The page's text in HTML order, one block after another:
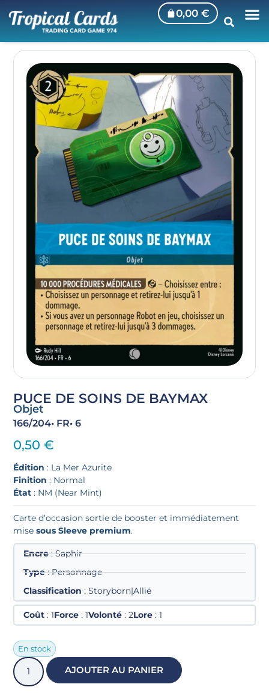
0,00€
PUCE DE SOINS DE BAYMAX
Objet
166/204• FR• 6
0,50€
Édition : La Mer Azurite
Finition : Normal
État : NM (Near Mint)
Carte d’occasion sortie de booster et immédiatement
misesous Sleeve premium.
Encre: Saphir
Type: Personnage
Classification : Storyborn|Allié
Coût : 1Force : 1Volonté : 2Lore : 1
En stock
AJOUTER AU PANIER